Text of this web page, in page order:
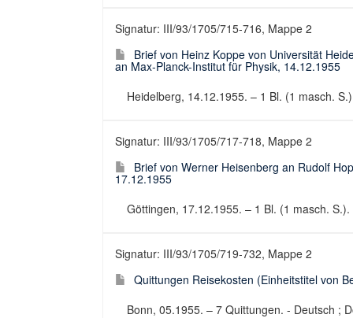
Signatur: III/93/1705/715-716, Mappe 2
Brief von Heinz Koppe von Universität
an Max-Planck-Institut für Physik, 14.12.1955
Heidelberg, 14.12.1955. – 1 Bl. (1 masch.
Signatur: III/93/1705/717-718, Mappe 2
Brief von Werner Heisenberg an Rudolf
17.12.1955
Göttingen, 17.12.1955. – 1 Bl. (1 masch.
Signatur: III/93/1705/719-732, Mappe 2
Quittungen Reisekosten (Einheitstitel von
Bonn, 05.1955. – 7 Quittungen. - Deutsch ;